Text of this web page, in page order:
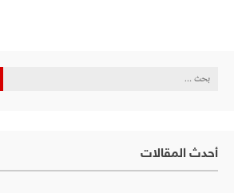
البحث
أحدث المقالات